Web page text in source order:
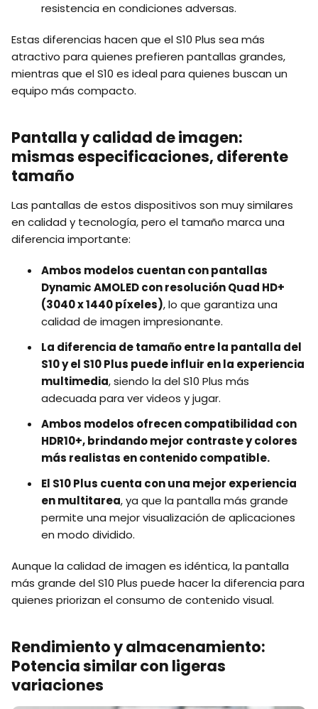
resistencia en condiciones adversas.
Estas diferencias hacen que el S10 Plus sea más
atractivo para quienes prefieren pantallas grandes,
mientras que el S10 es ideal para quienes buscan un
equipo más compacto.
Pantalla y calidad de imagen:
mismas especificaciones, diferente
tamaño
Las pantallas de estos dispositivos son muy similares
en calidad y tecnología, pero el tamaño marca una
diferencia importante:
Ambos modelos cuentan con pantallas
Dynamic AMOLED con resolución Quad HD+
(3040 x 1440 píxeles), lo que garantiza una
calidad de imagen impresionante.
La diferencia de tamaño entre la pantalla del
S10 y el S10 Plus puede influir en la experiencia
multimedia, siendo la del S10 Plus más
adecuada para ver videos y jugar.
Ambos modelos ofrecen compatibilidad con
HDR10+, brindando mejor contraste y colores
más realistas en contenido compatible.
El S10 Plus cuenta con una mejor experiencia
en multitarea, ya que la pantalla más grande
permite una mejor visualización de aplicaciones
en modo dividido.
Aunque la calidad de imagen es idéntica, la pantalla
más grande del S10 Plus puede hacer la diferencia para
quienes priorizan el consumo de contenido visual.
Rendimiento y almacenamiento:
Potencia similar con ligeras
variaciones